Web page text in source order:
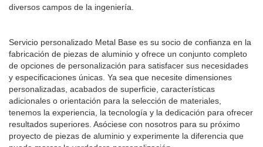
diversos campos de la ingeniería.
Servicio personalizado Metal Base es su socio de confianza en la
fabricación de piezas de aluminio y ofrece un conjunto completo
de opciones de personalización para satisfacer sus necesidades
y especificaciones únicas. Ya sea que necesite dimensiones
personalizadas, acabados de superficie, características
adicionales o orientación para la selección de materiales,
tenemos la experiencia, la tecnología y la dedicación para ofrecer
resultados superiores. Asóciese con nosotros para su próximo
proyecto de piezas de aluminio y experimente la diferencia que